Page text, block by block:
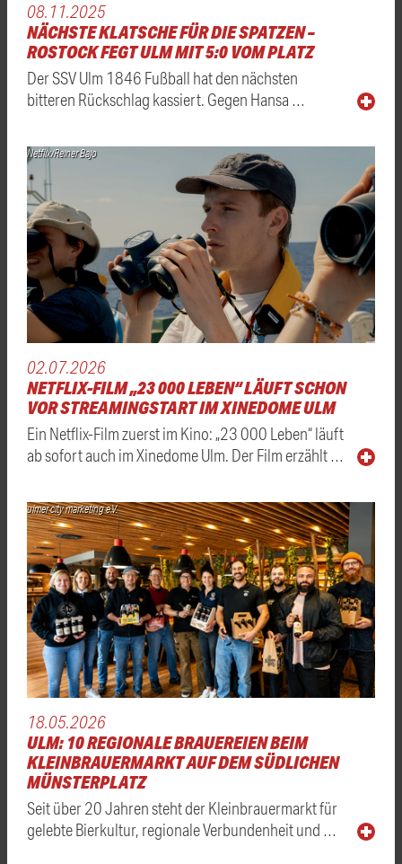
08.11.2025
NÄCHSTE KLATSCHE FÜR DIE SPATZEN –
ROSTOCK FEGT ULM MIT 5:0 VOM PLATZ
Der SSV Ulm 1846 Fußball hat den nächsten
bitteren Rückschlag kassiert. Gegen Hansa …
Netflix/Reiner Bajo
02.07.2026
NETFLIX-FILM „23 000 LEBEN“ LÄUFT SCHON
VOR STREAMINGSTART IM XINEDOME ULM
Ein Netflix-Film zuerst im Kino: „23 000 Leben“ läuft
ab sofort auch im Xinedome Ulm. Der Film erzählt …
ulmer city marketing e.V.
18.05.2026
ULM: 10 REGIONALE BRAUEREIEN BEIM
KLEINBRAUERMARKT AUF DEM SÜDLICHEN
MÜNSTERPLATZ
Seit über 20 Jahren steht der Kleinbrauermarkt für
gelebte Bierkultur, regionale Verbundenheit und …